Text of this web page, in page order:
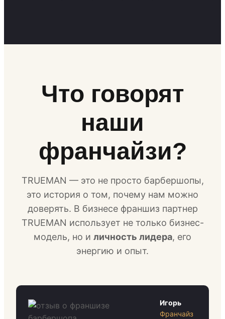
Что говорят
наши
франчайзи?
TRUEMAN — это не просто барбершопы,
это история о том, почему нам можно
доверять. В бизнесе франшиз партнер
TRUEMAN использует не только бизнес-
модель, но и личность лидера, его
энергию и опыт.
Игорь
Франчайз